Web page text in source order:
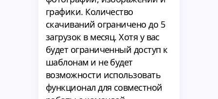
графики. Количество
скачиваний ограничено до 5
загрузок в месяц. Хотя у вас
будет ограниченный доступ к
шаблонам и не будет
возможности использовать
функционал для совместной